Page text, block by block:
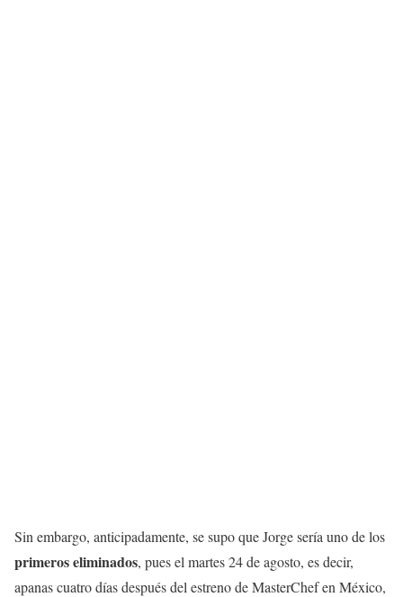
Sin embargo, anticipadamente, se supo que Jorge sería uno de los
primeros eliminados, pues el martes 24 de agosto, es decir,
apanas cuatro días después del estreno de MasterChef en México,